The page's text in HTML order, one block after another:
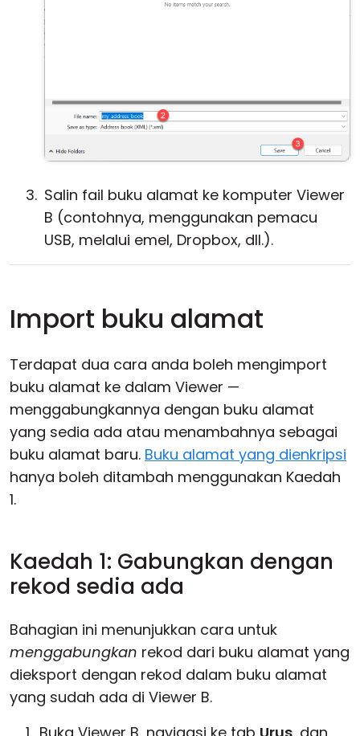
Salin fail buku alamat ke komputer Viewer
B (contohnya, menggunakan pemacu
USB, melalui emel, Dropbox, dll.).
Import buku alamat
Terdapat dua cara anda boleh mengimport
buku alamat ke dalam Viewer —
menggabungkannya dengan buku alamat
yang sedia ada atau menambahnya sebagai
buku alamat baru. Buku alamat yang dienkripsi
hanya boleh ditambah menggunakan Kaedah
1.
Kaedah 1: Gabungkan dengan
rekod sedia ada
Bahagian ini menunjukkan cara untuk
menggabungkan rekod dari buku alamat yang
dieksport dengan rekod dalam buku alamat
yang sudah ada di Viewer B.